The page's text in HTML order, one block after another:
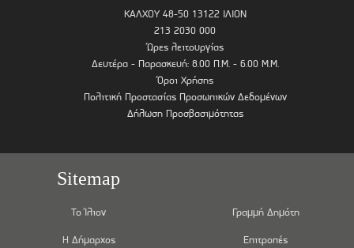
ΚΑΛΧΟΥ 48-50 13122 ΙΛΙΟΝ
213 2030 000
Ώρες λειτουργίας
Δευτέρα - Παρασκευή: 8.00 Π.Μ. - 6.00 Μ.Μ.
Όροι Χρήσης
Πολιτική Προστασίας Προσωπικών Δεδομένων
Δήλωση Προσβασιμότητας
Sitemap
Το Ίλιον
Η Δήμαρχος
Γραμμή Δημότη
Επιτροπές